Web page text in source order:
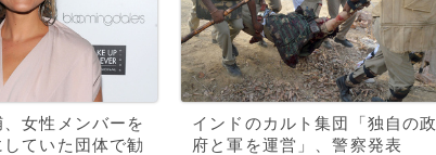
女性メンバーを
していた団体で勧
インドのカルト集団「独自の政
府と軍を運営」、警察発表